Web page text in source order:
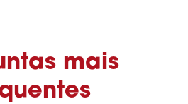
mais